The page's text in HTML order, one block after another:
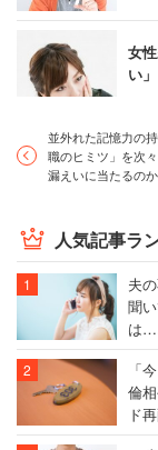
女
い
並外れた記憶力の
職のヒミツ」を次
漏えいに当たるのか
人気記事ラ
夫
聞
は
「
倫
ド